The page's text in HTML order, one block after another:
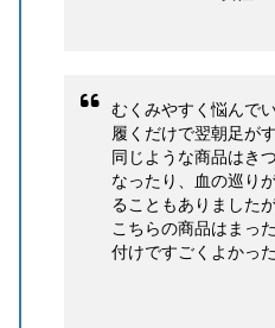
むくみやすく悩んで
履くだけで翌朝足が
同じような商品はき
なったり、血の巡り
ることもありました
こちらの商品はまっ
付けですごくよかっ